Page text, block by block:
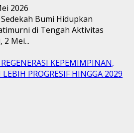
2026
Bumi Hidupkan
di Tengah Aktivitas
Mei...
KEPEMIMPINAN,
PROGRESIF HINGGA 2029